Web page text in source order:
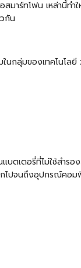
าร์ทโฟน เหล่านี้ทำใ
กัน
กลุ่มของเทคโนโลยี
ตเตอรี่ที่ไม่ใช้สำร
ไปจนถึงอุปกรณ์คอ